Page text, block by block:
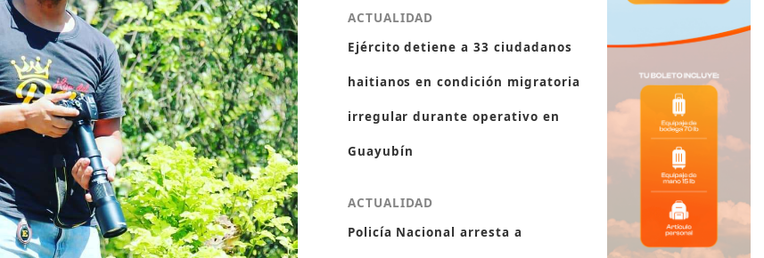
ACTUALIDAD
Ejército detiene a 33 ciudadanos
haitianos en condición migratoria
irregular durante operativo en
Guayubín
ACTUALIDAD
Policía Nacional arresta a